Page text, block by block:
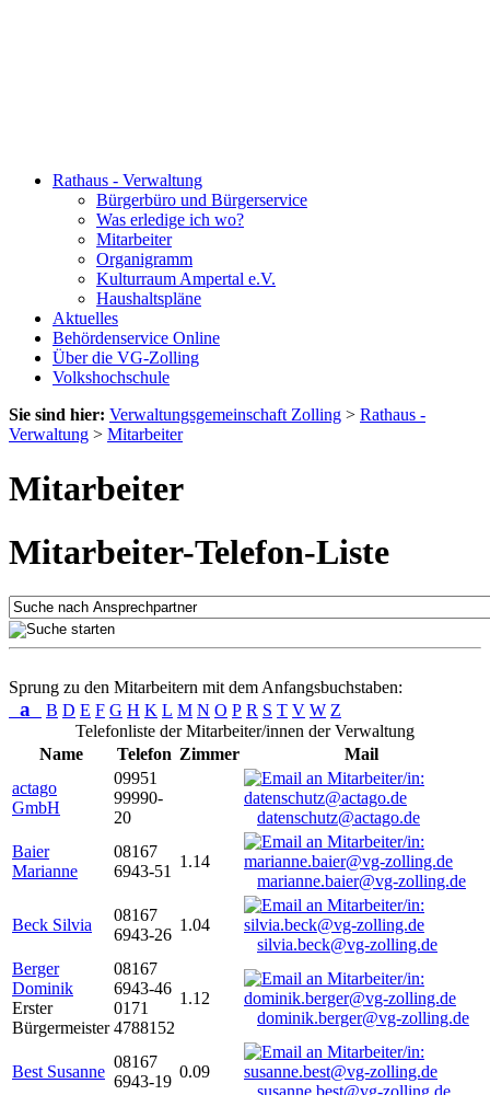
Rathaus - Verwaltung
Bürgerbüro und Bürgerservice
Was erledige ich wo?
Mitarbeiter
Organigramm
Kulturraum Ampertal e.V.
Haushaltspläne
Aktuelles
Behördenservice Online
Über die VG-Zolling
Volkshochschule
Sie sind hier: Verwaltungsgemeinschaft Zolling > Rathaus -
Verwaltung > Mitarbeiter
Mitarbeiter
Mitarbeiter-Telefon-Liste
Sprung zu den Mitarbeitern mit dem Anfangsbuchstaben:
a B D E F G H K L M N O P R S T V W Z
Telefonliste der Mitarbeiter/innen der Verwaltung
Name
Telefon Zimmer
Mail
actago
GmbH
09951
99990-
20
datenschutz@actago.de
Baier
Marianne
08167
6943-51
1.14
marianne.baier@vg-zolling.de
Beck Silvia
08167
6943-26
1.04
silvia.beck@vg-zolling.de
Berger
Dominik
Erster
Bürgermeister
08167
6943-46
0171
4788152
1.12
dominik.berger@vg-zolling.de
Best Susanne
08167
6943-19
0.09